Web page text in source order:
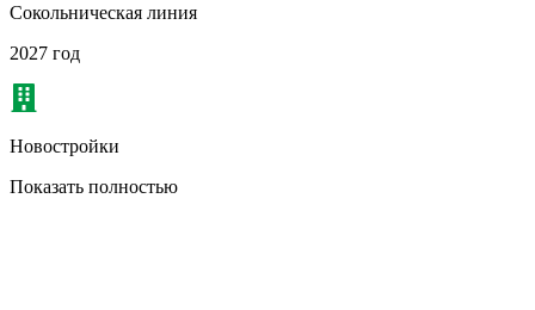
Сокольническая линия
2027 год
Новостройки
Показать полностью